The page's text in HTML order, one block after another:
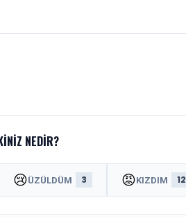
NEDIR?
😢ÜZÜLDÜM 3 😡KIZDIM 12